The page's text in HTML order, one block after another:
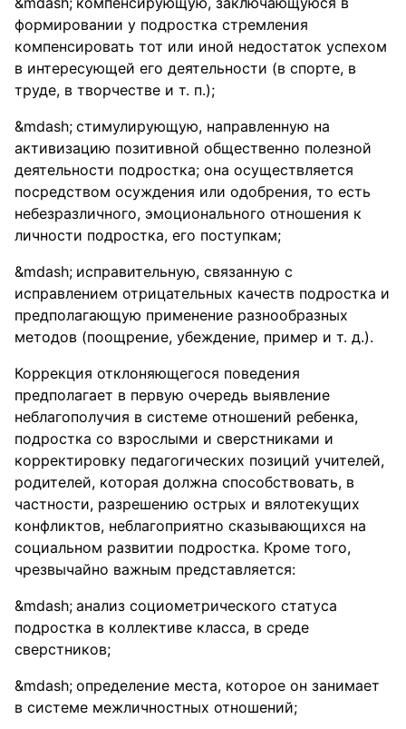
формировании у подростка стремления
компенсировать тот или иной недостаток успехом
в интересующей его деятельности (в спорте, в
труде, в творчестве и т. п.);
стимулирующую, направленную на
активизацию позитивной общественно полезной
деятельности подростка; она осуществляется
посредством осуждения или одобрения, то есть
небезразличного, эмоционального отношения к
личности подростка, его поступкам;
исправительную, связанную с
исправлением отрицательных качеств подростка и
предполагающую применение разнообразных
методов (поощрение, убеждение, пример и т. д.).
Коррекция отклоняющегося поведения
предполагает в первую очередь выявление
неблагополучия в системе отношений ребенка,
подростка со взрослыми и сверстниками и
корректировку педагогических позиций учителей,
родителей, которая должна способствовать, в
частности, разрешению острых и вялотекущих
конфликтов, неблагоприятно сказывающихся на
социальном развитии подростка. Кроме того,
чрезвычайно важным представляется:
анализ социометрического статуса
подростка в коллективе класса, в среде
сверстников;
определение места, которое он занимает
в системе межличностных отношений;